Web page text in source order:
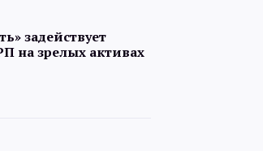
задействует
на зрелых активах